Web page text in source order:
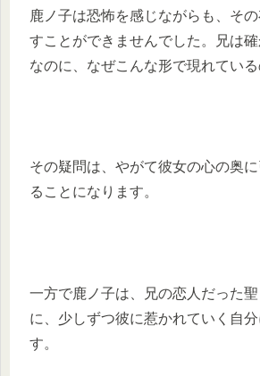
鹿ノ子は恐怖を感じながらも、そ
すことができませんでした。兄は
なのに、なぜこんな形で現れている
その疑問は、やがて彼女の心の奥
ることになります。
一方で鹿ノ子は、兄の恋人だった
に、少しずつ彼に惹かれていく自
す。